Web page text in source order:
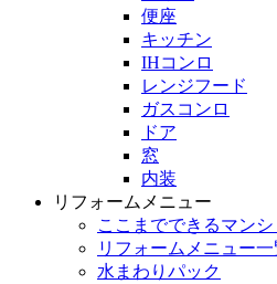
便座
キッチン
IHコンロ
レンジフード
ガスコンロ
ドア
窓
内装
リフォームメニュー
ここまでできるマン
リフォームメニュー一
水まわりパック